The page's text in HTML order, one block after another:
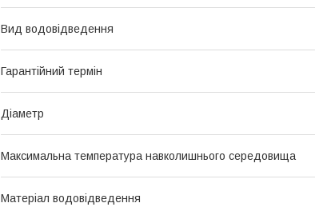
Вид водовідведення
Гарантійний термін
Діаметр
Максимальна температура навколишнього середовища
Матеріал водовідведення